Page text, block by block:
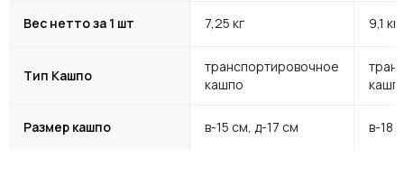
Вес нетто за 1 шт 7,25 кг 9,1 кг
Тип Кашпо
транспортировочное
кашпо
Размер кашпо в-15 см, д-17 см в-18